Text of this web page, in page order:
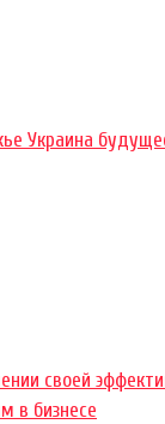
Украина
своей
в бизнесе